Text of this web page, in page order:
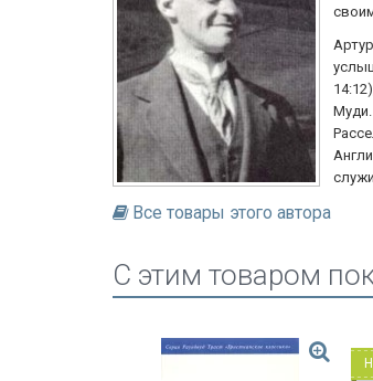
Муди.
Все товары этого автора
C этим товаром